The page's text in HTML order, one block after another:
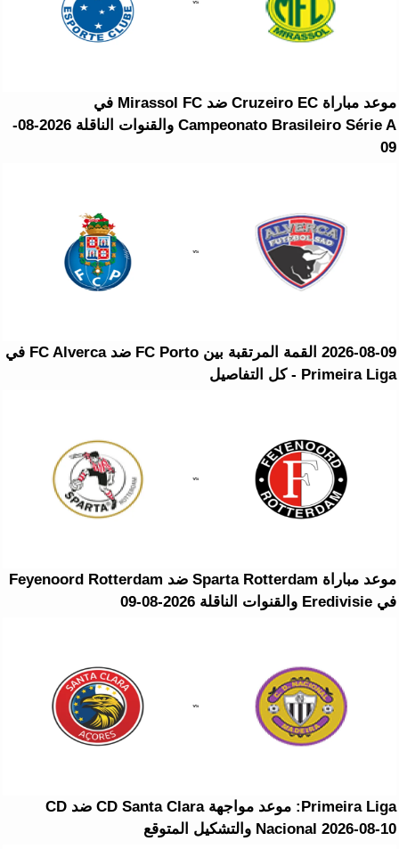
موعد مباراة Cruzeiro EC ضد Mirassol FC في
Campeonato Brasileiro Série A والقنوات الناقلة 2026-08-
09
2026-08-09 القمة المرتقبة بين FC Porto ضد FC Alverca في
Primeira Liga - كل التفاصيل
موعد مباراة Sparta Rotterdam ضد Feyenoord Rotterdam
في Eredivisie والقنوات الناقلة 2026-08-09
Primeira Liga: موعد مواجهة CD Santa Clara ضد CD
Nacional 2026-08-10 والتشكيل المتوقع